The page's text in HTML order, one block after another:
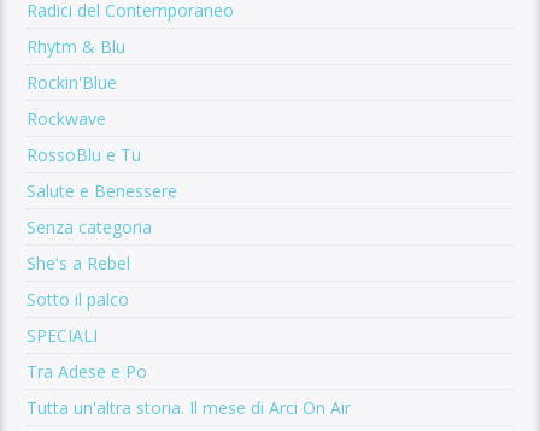
Radici del Contemporaneo
Rhytm & Blu
Rockin'Blue
Rockwave
RossoBlu e Tu
Salute e Benessere
Senza categoria
She's a Rebel
Sotto il palco
SPECIALI
Tra Adese e Po
Tutta un'altra storia. Il mese di Arci On Air